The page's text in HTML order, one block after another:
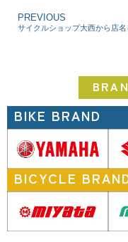
PREVIOUS
BIKE BRAND
BICYCLE